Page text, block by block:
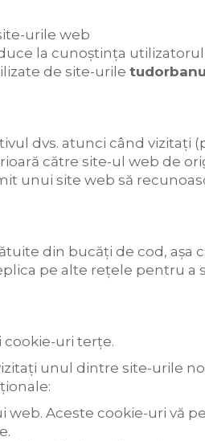
urile web
la cunoștința
de site-urile
dvs. atunci când vizitați
către site-ul web de
unui site web să
din bucăți de cod, așa
pe alte rețele pentru a
cookie-uri terțe.
unul dintre site-urile
Aceste cookie-uri vă